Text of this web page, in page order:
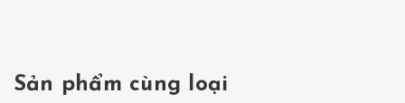
Sản phẩm cùng loại